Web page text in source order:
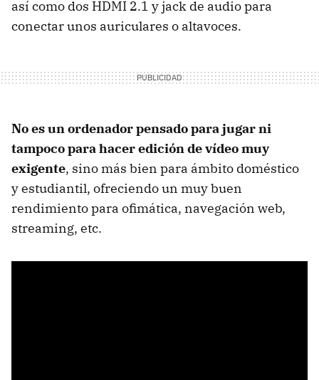
así como dos HDMI 2.1 y jack de audio para
conectar unos auriculares o altavoces.
No es un ordenador pensado para jugar ni
tampoco para hacer edición de vídeo muy
exigente, sino más bien para ámbito doméstico
y estudiantil, ofreciendo un muy buen
rendimiento para ofimática, navegación web,
streaming, etc.